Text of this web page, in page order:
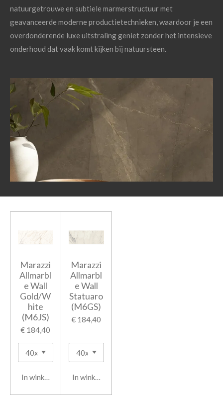
natuurgetrouwe en subtiele marmerstructuurmet
geavanceerde moderne productietechnieken,waardoor je een
overdonderende luxe uitstralinggeniet zonderhet intensieve
onderhoud datvaakkomtkijken bij natuursteen.
Marazzi
Allmarbl
e Wall
Gold/W
hite
(M6JS)
€ 184,40
In winkelwagen
Marazzi
Allmarbl
e Wall
Statuaro
(M6GS)
€ 184,40
In winkelwagen